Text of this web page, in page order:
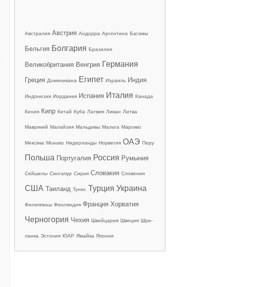
Австралия Австрия Андорра Аргентина Багамы
Бельгия Болгария Бразилия
Великобритания Венгрия Германия
Греция Доминикана Египет Израиль Индия
Индонезия Иордания Испания Италия Канада
Кения Кипр Китай Куба Латвия Ливан Литва
Маврикий Малайзия Мальдивы Мальта Марокко
Мексика Монако Нидерланды Норвегия ОАЭ Перу
Польша Португалия Россия Румыния
Сейшелы Сингапур Сирия Словакия Словения
США Таиланд Тунис Турция Украина
Филиппины Финляндия Франция Хорватия
Черногория Чехия Швейцария Швеция Шри-
ланка Эстония ЮАР Ямайка Япония